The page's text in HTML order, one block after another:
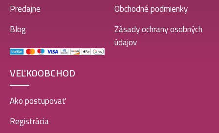
Predajne
Blog
Obchodné podmienky
Zásady ochrany osobných
údajov
VEĽKOOBCHOD
Ako postupovať
Registrácia